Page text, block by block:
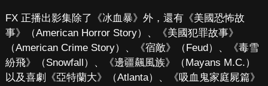
FX 正播出影集除了《冰血暴》外，還有《美國恐怖故
事》（American Horror Story）、《美國犯罪故事》
（American Crime Story）、《宿敵》（Feud）、《毒雪
紛飛》（Snowfall）、《邊疆飆風族》（Mayans M.C.）
以及喜劇《亞特蘭大》（Atlanta）、《吸血鬼家庭屍篇》